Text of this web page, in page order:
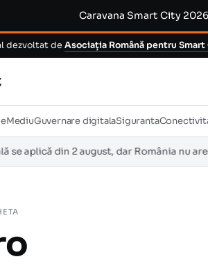
Caravana Smart City
dezvoltat de Asociația Română pentru
MediuGuvernare digitalaSiguranta
din 2 august, dar România nu are încă